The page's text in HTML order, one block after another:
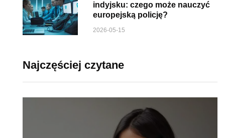
indyjsku: czego może nauczyć
europejską policję?
2026-05-15
Najczęściej czytane